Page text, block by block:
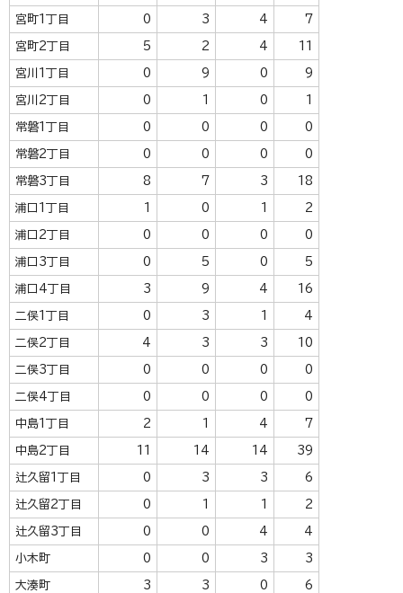
宮町1丁目 0 3 4 7
宮町2丁目 5 2 4
宮川1丁目 0 9 0 9
宮川2丁目 0 0
常磐1丁目 0 0 0 0
常磐2丁目 0 0 0 0
常磐3丁目 8 7 3 18
浦口1丁目 0 2
浦口2丁目 0 0 0 0
浦口3丁目 0 5 0 5
浦口4丁目 3 9 4 16
二俣1丁目 0 3 4
二俣2丁目 4 3 3 10
二俣3丁目 0 0 0 0
二俣4丁目 0 0 0 0
中島1丁目 2 4 7
中島2丁目 14 14 39
辻久留1丁目 0 3 3 6
辻久留2丁目 0 2
辻久留3丁目 0 0 4 4
小木町 0 0 3 3
大湊町 3 3 0 6